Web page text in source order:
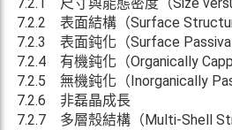
7.2.1 尺寸與能態密度（Size
7.2.2 表面結構（Surface
7.2.3 表面鈍化（Surface
7.2.4 有機鈍化（Organically
7.2.5 無機鈍化（Inorganically
7.2.6 非磊晶成長
7.2.7 多層殼結構（Multi-Shell